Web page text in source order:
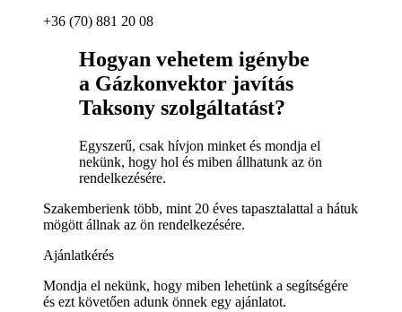
+36 (70) 881 20 08
Hogyan vehetem igénybe
a Gázkonvektor javítás
Taksony szolgáltatást?
Egyszerű, csak hívjon minket és mondja el
nekünk, hogy hol és miben állhatunk az ön
rendelkezésére.
Szakemberienk több, mint 20 éves tapasztalattal a hátuk
mögött állnak az ön rendelkezésére.
Ajánlatkérés
Mondja el nekünk, hogy miben lehetünk a segítségére
és ezt követően adunk önnek egy ajánlatot.